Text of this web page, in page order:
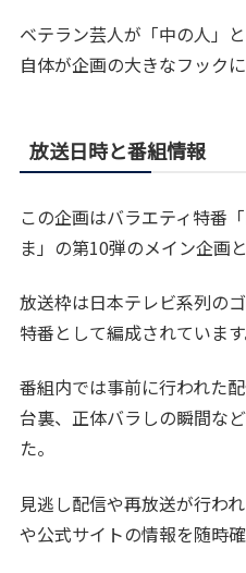
ベテラン芸人が「中の人」
自体が企画の大きなフックに
放送日時と番組情報
この企画はバラエティ特番
ま」の第10弾のメイン企画
放送枠は日本テレビ系列の
特番として編成されています
番組内では事前に行われた
台裏、正体バラしの瞬間な
た。
見逃し配信や再放送が行わ
や公式サイトの情報を随時